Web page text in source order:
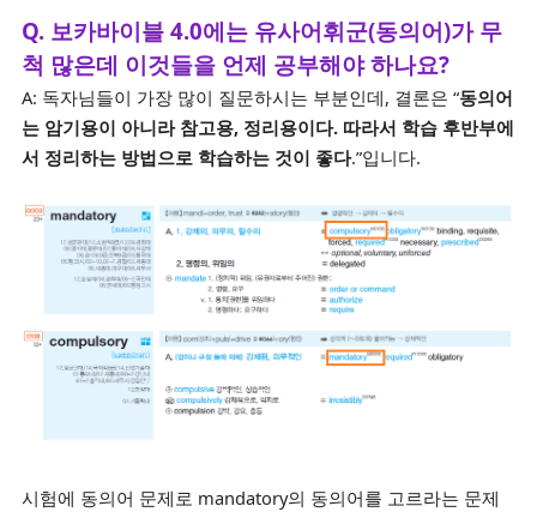
Q. 보카바이블 4.0에는 유사어휘군(동의어)가 무
척 많은데 이것들을 언제 공부해야 하나요?
A: 독자님들이 가장 많이 질문하시는 부분인데, 결론은 “동의어
는 암기용이 아니라 참고용, 정리용이다. 따라서 학습 후반부에
서 정리하는 방법으로 학습하는 것이 좋다.”입니다.
시험에 동의어 문제로 mandatory의 동의어를 고르라는 문제